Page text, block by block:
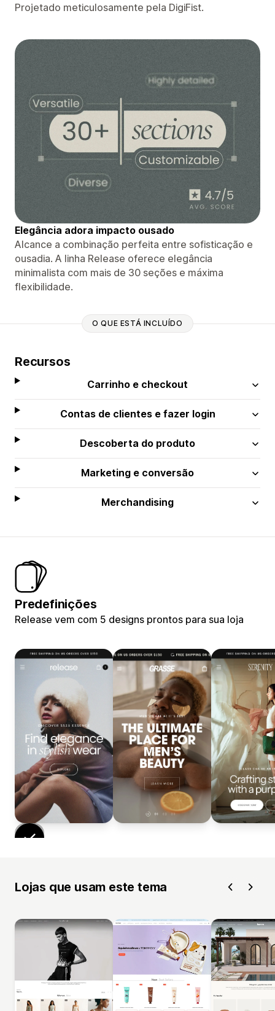
Projetado meticulosamente pela DigiFist.
Elegância adora impacto ousado
Alcance a combinação perfeita entre sofisticação e
ousadia. A linha Release oferece elegância
minimalista com mais de 30 seções e máxima
flexibilidade.
O QUE ESTÁ INCLUÍDO
Recursos
Carrinho e checkout
Contas de clientes e fazer login
Descoberta do produto
Marketing e conversão
Merchandising
Predefinições
Release vem com 5 designs prontos para sua loja
Lojas que usam este tema